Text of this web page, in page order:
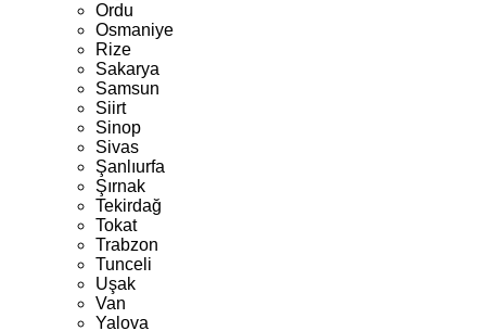
Ordu
Osmaniye
Rize
Sakarya
Samsun
Siirt
Sinop
Sivas
Şanlıurfa
Şırnak
Tekirdağ
Tokat
Trabzon
Tunceli
Uşak
Van
Yalova